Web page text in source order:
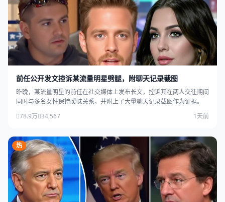
前任公开发文控诉某流量明星劈腿，附聊天记录截图
昨晚，某流量明星的前任在社交媒体上发布长文，控诉其在两人交往期间
同时与多名女性保持暧昧关系，并附上了大量聊天记录截图作为证据。
78.9万 34,567 1天前
热